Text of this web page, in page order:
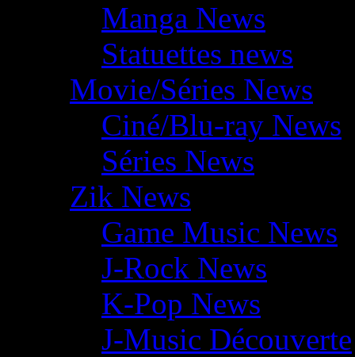
Manga News
Statuettes news
Movie/Séries News
Ciné/Blu-ray News
Séries News
Zik News
Game Music News
J-Rock News
K-Pop News
J-Music Découverte